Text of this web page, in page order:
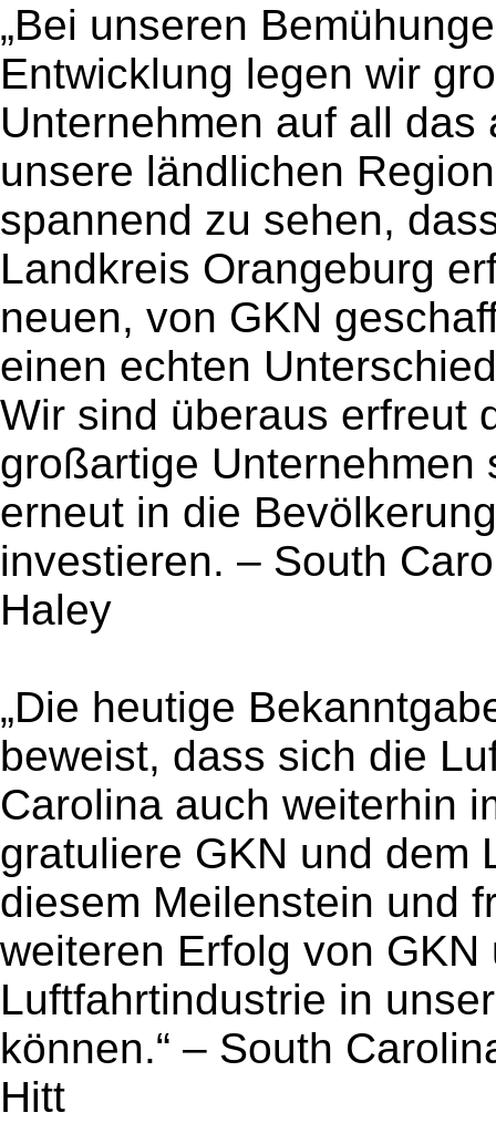
„Bei unseren
Entwicklung legen wir
Unternehmen auf all
unsere ländlichen
spannend zu sehen,
Landkreis Orangeburg
neuen, von GKN
einen echten
Wir sind überaus erfreut
großartige
erneut in die
investieren. – South
Haley
„Die heutige
beweist, dass sich die
Carolina auch weiterhin
gratuliere GKN und dem
diesem Meilenstein und
weiteren Erfolg von
Luftfahrtindustrie in
können.“ – South
Hitt